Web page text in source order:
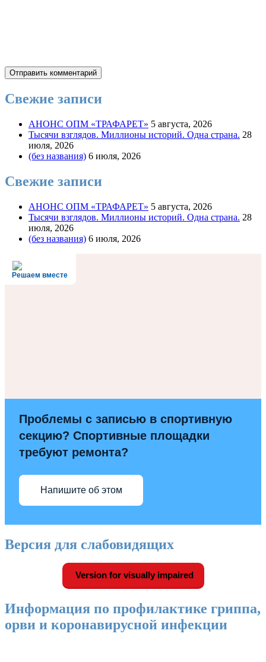
Свежие записи
АНОНС ОПМ «ТРАФАРЕТ» 5 августа, 2026
Тысячи взглядов. Миллионы историй. Одна страна. 28
июля, 2026
(без названия) 6 июля, 2026
Свежие записи
АНОНС ОПМ «ТРАФАРЕТ» 5 августа, 2026
Тысячи взглядов. Миллионы историй. Одна страна. 28
июля, 2026
(без названия) 6 июля, 2026
Решаем вместе
Проблемы с записью в спортивную
секцию? Спортивные площадки
требуют ремонта?
Напишите об этом
Версия для слабовидящих
Version for visually impaired
Информация по профилактике гриппа,
орви и коронавирусной инфекции